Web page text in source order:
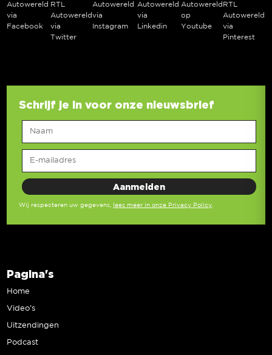
Autowereld
via
Facebook
RTL
Autowereld
via
Twitter
Autowereld
via
Instagram
Autowereld
via
Linkedin
Autowereld
op
Youtube
RTL
Autowereld
via
Pinterest
Schrijf je in voor onze nieuwsbrief
Wij respecteren uw gegevens, lees meer in onze Privacy Policy
Pagina's
Home
Video’s
Uitzendingen
Podcast